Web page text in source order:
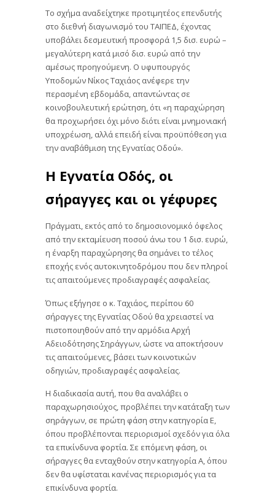
Το σχήμα αναδείχτηκε προτιμητέος επενδυτής
στο διεθνή διαγωνισμό του ΤΑΙΠΕΔ, έχοντας
υποβάλει δεσμευτική προσφορά 1,5 δισ. ευρώ –
μεγαλύτερη κατά μισό δισ. ευρώ από την
αμέσως προηγούμενη. Ο υφυπουργός
Υποδομών Νίκος Ταχιάος ανέφερε την
περασμένη εβδομάδα, απαντώντας σε
κοινοβουλευτική ερώτηση, ότι «η παραχώρηση
θα προχωρήσει όχι μόνο διότι είναι μνημονιακή
υποχρέωση, αλλά επειδή είναι προϋπόθεση για
την αναβάθμιση της Εγνατίας Οδού».
Η Εγνατία Οδός, οι
σήραγγες και οι γέφυρες
Πράγματι, εκτός από το δημοσιονομικό όφελος
από την εκταμίευση ποσού άνω του 1 δισ. ευρώ,
η έναρξη παραχώρησης θα σημάνει το τέλος
εποχής ενός αυτοκινητοδρόμου που δεν πληροί
τις απαιτούμενες προδιαγραφές ασφαλείας.
Όπως εξήγησε ο κ. Ταχιάος, περίπου 60
σήραγγες της Εγνατίας Οδού θα χρειαστεί να
πιστοποιηθούν από την αρμόδια Αρχή
Αδειοδότησης Σηράγγων, ώστε να αποκτήσουν
τις απαιτούμενες, βάσει των κοινοτικών
οδηγιών, προδιαγραφές ασφαλείας.
Η διαδικασία αυτή, που θα αναλάβει ο
παραχωρησιούχος, προβλέπει την κατάταξη των
σηράγγων, σε πρώτη φάση στην κατηγορία Ε,
όπου προβλέπονται περιορισμοί σχεδόν για όλα
τα επικίνδυνα φορτία. Σε επόμενη φάση, οι
σήραγγες θα ενταχθούν στην κατηγορία Α, όπου
δεν θα υφίσταται κανένας περιορισμός για τα
επικίνδυνα φορτία.